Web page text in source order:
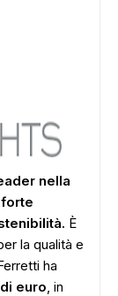
nella
È
la qualità e
ha
euro, in